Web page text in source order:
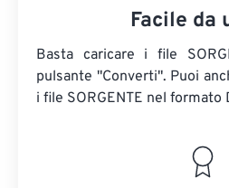
Facile da
Basta caricare i file
pulsante "Converti". Puoi
i file SORGENTE nel formato